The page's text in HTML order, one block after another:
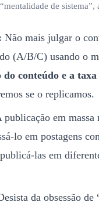
de
Não mais julgar o
(A/B/C) usando o
conteúdo e a
se o replicamos.
publicação em
lo em postagens
las em
da obsessão